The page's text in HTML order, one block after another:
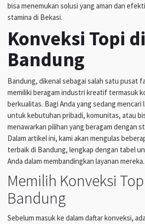
bisa menemukan solusi yang aman dan
stamina di Bekasi.
Konveksi Topi di
Bandung
Bandung, dikenal sebagai salah satu pusat
memiliki beragam industri kreatif termasuk
berkualitas. Bagi Anda yang sedang mencari
untuk kebutuhan pribadi, komunitas, atau
menawarkan pilihan yang beragam dengan
Dalam artikel ini, kami akan mengulas
terbaik di Bandung, lengkap dengan tabel
Anda dalam membandingkan layanan mereka.
Memilih Konveksi
Bandung
Sebelum masuk ke dalam daftar konveksi,